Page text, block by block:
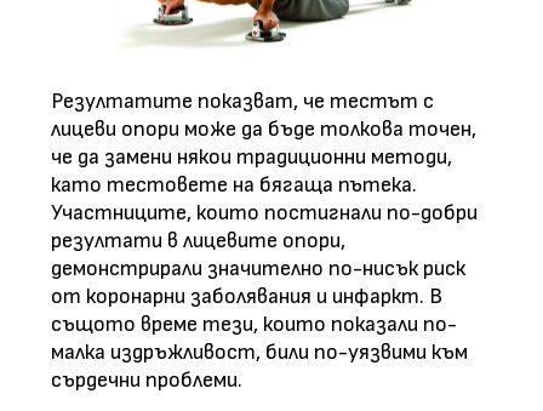
Резултатите показват, че тестът с
лицеви опори може да бъде толкова точен,
че да замени някои традиционни методи,
като тестовете на бягаща пътека.
Участниците, които постигнали по-добри
резултати в лицевите опори,
демонстрирали значително по-нисък риск
от коронарни заболявания и инфаркт. В
същото време тези, които показали по-
малка издръжливост, били по-уязвими към
сърдечни проблеми.